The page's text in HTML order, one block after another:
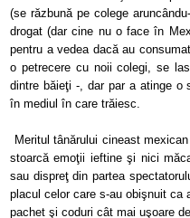
(se răzbună pe colege
drogat (dar cine nu o face în
pentru a vedea dacă au
o petrecere cu noii colegi, se
dintre băieţi -, dar par a atinge o
în mediul în care trăiesc
Meritul tânărului cineast
stoarcă emoţii ieftine şi nici
sau dispreţ din partea
placul celor care s-au obişnuit ca
pachet şi coduri cât mai uşoare